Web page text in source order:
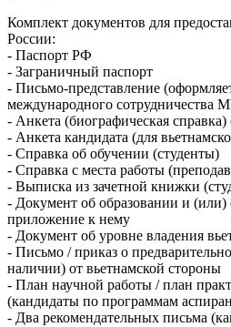
Комплект документов для
России:
- Паспорт РФ
- Заграничный паспорт
- Письмо-представление
международного
- Анкета (биографическая
- Анкета кандидата (для
- Справка об обучении (студенты)
- Справка с места работы
- Выписка из зачетной книжки
- Документ об образовании и
приложение к нему
- Документ об уровне владения
- Письмо / приказ о
наличии) от вьетнамской стороны
- План научной работы / план
(кандидаты по программам
- Два рекомендательных письма